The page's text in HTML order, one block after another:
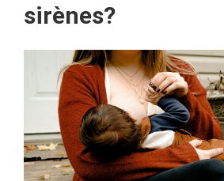
sirènes?